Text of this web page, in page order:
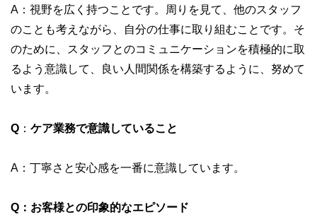
A：視野を広く持つことです。周りを見て、他のスタッフ
のことも考えながら、自分の仕事に取り組むことです。そ
のために、スタッフとのコミュニケーションを積極的に取
るよう意識して、良い人間関係を構築するように、努めて
います。
Q ： ケア業務で意識していること
A：丁寧さと安心感を一番に意識しています。
Q：お客様との印象的なエピソード